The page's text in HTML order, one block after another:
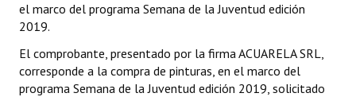
Informes de Unidad Coordinadora
Ejecución Presupuestaria
Actas de Audiencias Públicas
el marco del programa Semana de la Juventud edición
2019.
El comprobante, presentado por la firma ACUARELA SRL,
corresponde a la compra de pinturas, en el marco del
programa Semana de la Juventud edición 2019, solicitado